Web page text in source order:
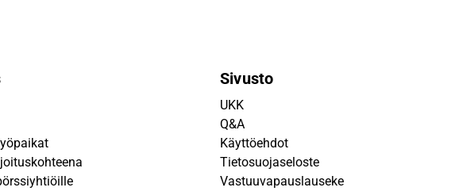
Sivusto
UKK
Q&A
Käyttöehdot
Tietosuojaseloste
Vastuuvapauslauseke